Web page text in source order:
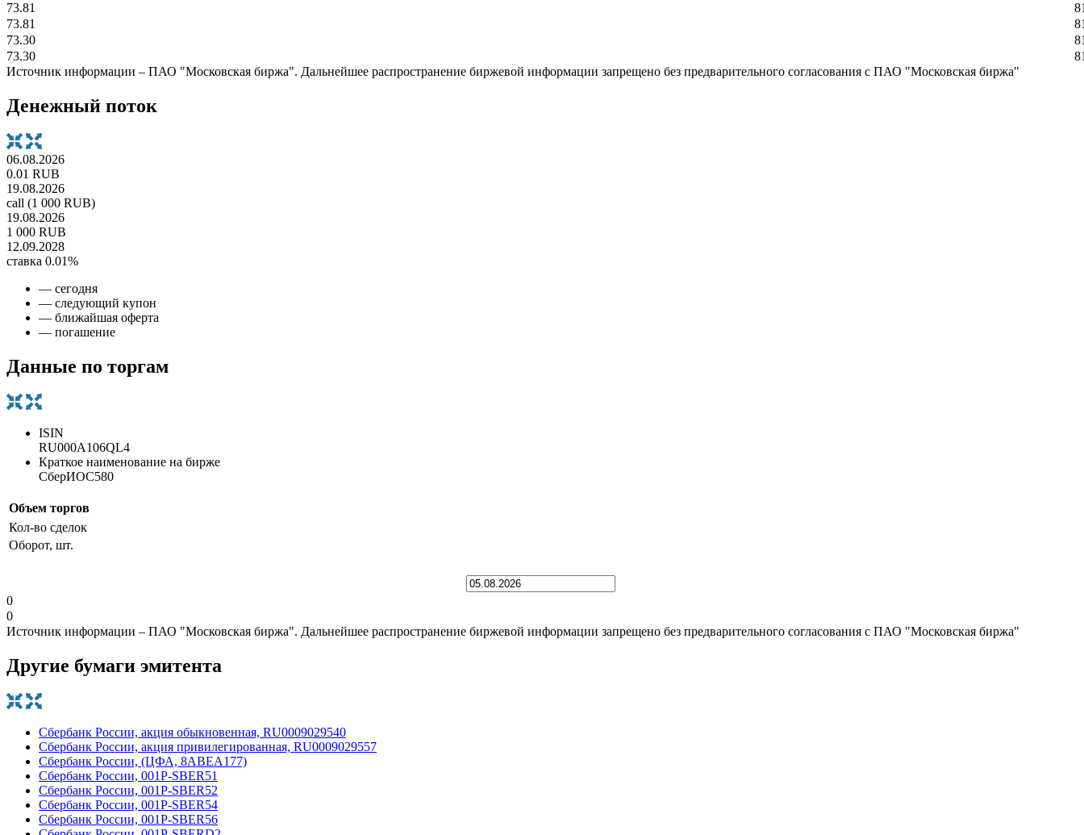
73.81
73.81
73.30
73.30
Источник информации – ПАО "Московская биржа". Дальнейшее распространение биржевой информации запрещено без предварительного согласования с ПАО "Московская биржа"
Денежный поток
06.08.2026
0.01 RUB
19.08.2026
call (1 000 RUB)
19.08.2026
1 000 RUB
12.09.2028
ставка 0.01%
— сегодня
— следующий купон
— ближайшая оферта
— погашение
Данные по торгам
ISIN
RU000A106QL4
Краткое наименование на бирже
СберИОС580
Объем торгов
Кол-во сделок
Оборот, шт.
0
0
Источник информации – ПАО "Московская биржа". Дальнейшее распространение биржевой информации запрещено без предварительного согласования с ПАО "Московская биржа"
Другие бумаги эмитента
Сбербанк России, акция обыкновенная, RU0009029540
Сбербанк России, акция привилегированная, RU0009029557
Сбербанк России, (ЦФА, 8ABEA177)
Сбербанк России, 001Р-SBER51
Сбербанк России, 001Р-SBER52
Сбербанк России, 001Р-SBER54
Сбербанк России, 001Р-SBER56